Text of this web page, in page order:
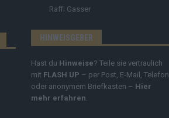
Raffi Gasser
HINWEISGEBER
Hast du Hinweise? Teile sie vertraulich
mit FLASH UP – per Post, E-Mail, Telefon
oder anonymem Briefkasten – Hier
mehr erfahren.